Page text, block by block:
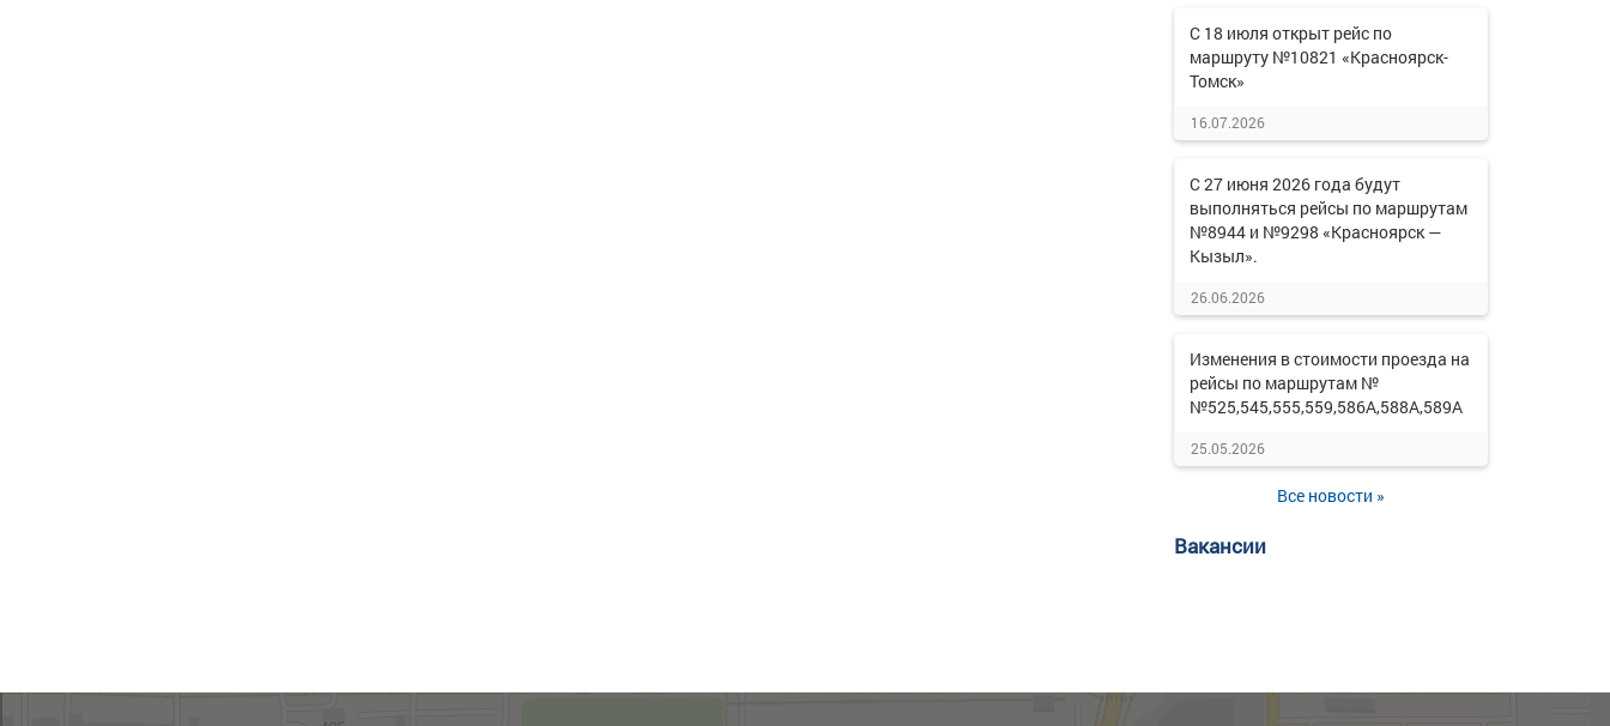
С 18 июля открыт рейс по
маршруту №10821 «Красноярск-
Томск»
16.07.2026
С 27 июня 2026 года будут
выполняться рейсы по маршрутам
№8944 и №9298 «Красноярск —
Кызыл».
26.06.2026
Изменения в стоимости проезда на
рейсы по маршрутам №
№525,545,555,559,586А,588А,589А
25.05.2026
Все новости »
Вакансии